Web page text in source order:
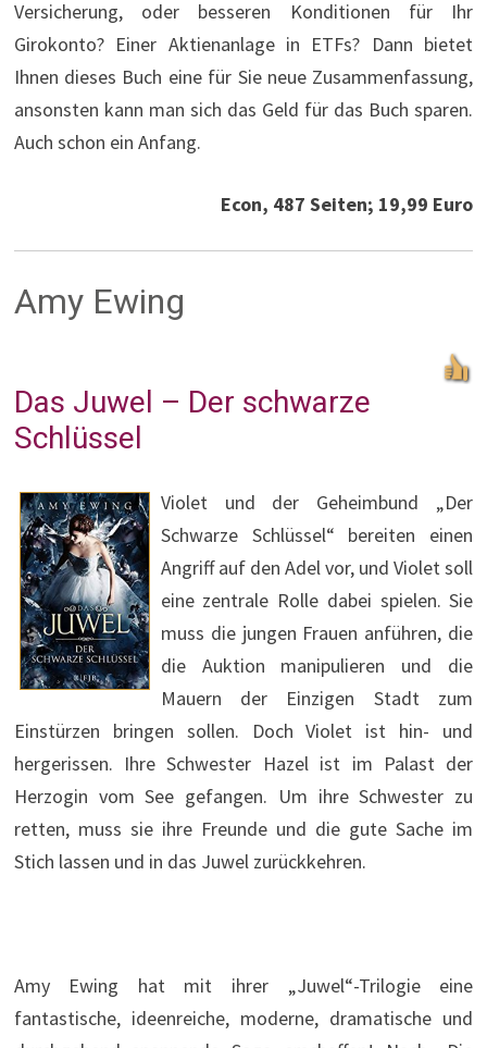
Versicherung, oder besseren Konditionen für Ihr
Girokonto? Einer Aktienanlage in ETFs? Dann bietet
Ihnen dieses Buch eine für Sie neue Zusammenfassung,
ansonsten kann man sich das Geld für das Buch sparen.
Auch schon ein Anfang.
Econ, 487 Seiten; 19,99 Euro
Amy Ewing
Das Juwel – Der schwarze
Schlüssel
Violet und der Geheimbund „Der
Schwarze Schlüssel“ bereiten einen
Angriff auf den Adel vor, und Violet soll
eine zentrale Rolle dabei spielen. Sie
muss die jungen Frauen anführen, die
die Auktion manipulieren und die
Mauern der Einzigen Stadt zum
Einstürzen bringen sollen. Doch Violet ist hin- und
hergerissen. Ihre Schwester Hazel ist im Palast der
Herzogin vom See gefangen. Um ihre Schwester zu
retten, muss sie ihre Freunde und die gute Sache im
Stich lassen und in das Juwel zurückkehren.
Amy Ewing hat mit ihrer „Juwel“-Trilogie eine
fantastische, ideenreiche, moderne, dramatische und